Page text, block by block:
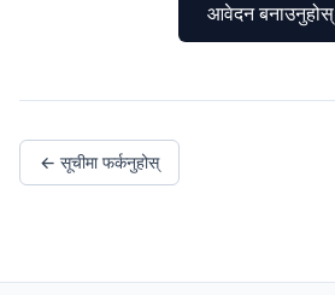
आवेदन बनाउनुहोस्
← सूचीमा फर्कनुहोस्